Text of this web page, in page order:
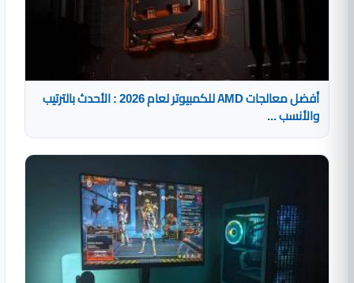
أفضل معالجات AMD للكمبيوتر لعام 2026 : الأحدث بالترتيب
والأنسب ...